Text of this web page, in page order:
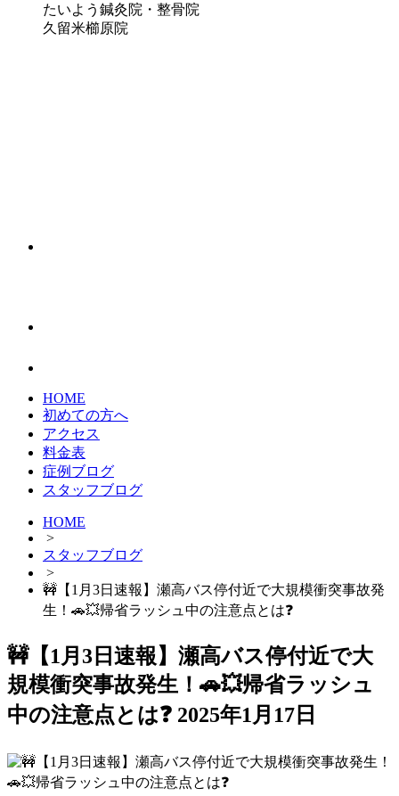
たいよう鍼灸院・整骨院
久留米櫛原院
HOME
初めての方へ
アクセス
料金表
症例ブログ
スタッフブログ
HOME
>
スタッフブログ
>
🚧【1月3日速報】瀬高バス停付近で大規模衝突事故発
生！🚗💥帰省ラッシュ中の注意点とは❓
🚧【1月3日速報】瀬高バス停付近で大
規模衝突事故発生！🚗💥帰省ラッシュ
中の注意点とは❓ 2025年1月17日